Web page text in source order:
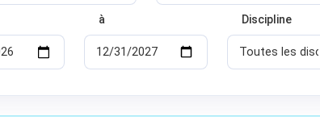
à Discipline